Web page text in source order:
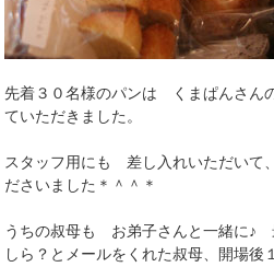
先着３０名様のパンは くまぱんさん
ていただきました。
スタッフ用にも 差し入れいただい
ださいました＊＾＾＊
うちの叔母も お弟子さんと一緒に♪
しら？とメールをくれた叔母、開場